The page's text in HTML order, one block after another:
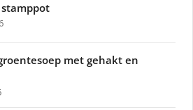
met gehakt en